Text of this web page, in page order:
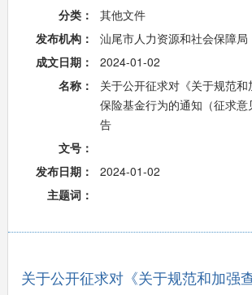
分类：
其他文件
发布机构：
汕尾市人力资源和社会保障局
成文日期：
2024-01-02
名称：
关于公开征求对《关于规范
保险基金行为的通知（征求
告
文号：
发布日期：
2024-01-02
主题词：
关于公开征求对《关于规范和加强